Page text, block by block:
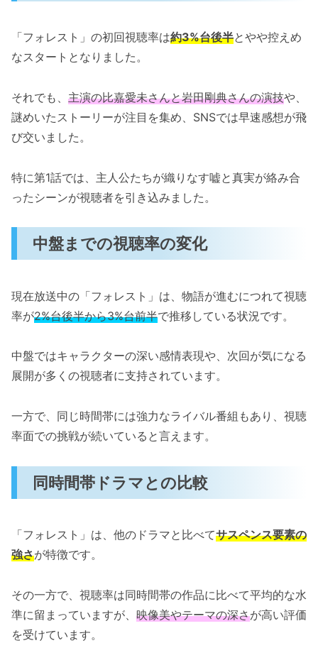
「フォレスト」の初回視聴率は約3%台後半とやや控えめ
なスタートとなりました。
それでも、 主演の比嘉愛未さんと岩田剛典さんの演技や、
謎めいたストーリーが注目を集め、SNSでは早速感想が飛
び交いました。
特に第1話では、主人公たちが織りなす嘘と真実が絡み合
ったシーンが視聴者を引き込みました。
中盤までの視聴率の変化
現在放送中の「フォレスト」は、物語が進むにつれて視聴
率が2%台後半から3%台前半で推移している状況です。
中盤ではキャラクターの深い感情表現や、次回が気になる
展開が多くの視聴者に支持されています。
一方で、同じ時間帯には強力なライバル番組もあり、視聴
率面での挑戦が続いていると言えます。
同時間帯ドラマとの比較
「フォレスト」は、他のドラマと比べてサスペンス要素の
強さが特徴です。
その一方で、視聴率は同時間帯の作品に比べて平均的な水
準に留まっていますが、 映像美やテーマの深さが高い評価
を受けています。